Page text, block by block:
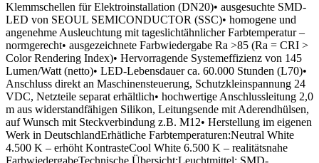
Klemmschellen für Elektroinstallation (DN20)• ausgesuchte SMD-
LED von SEOUL SEMICONDUCTOR (SSC)• homogene und
angenehme Ausleuchtung mit tageslichtähnlicher Farbtemperatur –
normgerecht• ausgezeichnete Farbwiedergabe Ra >85 (Ra = CRI >
Color Rendering Index)• Hervorragende Systemeffizienz von 145
Lumen/Watt (netto)• LED-Lebensdauer ca. 60.000 Stunden (L70)•
Anschluss direkt an Maschinensteuerung, Schutzkleinspannung 24
VDC, Netzteile separat erhältlich• hochwertige Anschlussleitung 2,0
m aus widerstandfähigen Silikon, Leitungsende mit Aderendhülsen,
auf Wunsch mit Steckverbindung z.B. M12• Herstellung im eigenen
Werk in DeutschlandErhätliche Farbtemperaturen:Neutral White
4.500 K – erhöht KontrasteCool White 6.500 K – realitätsnahe